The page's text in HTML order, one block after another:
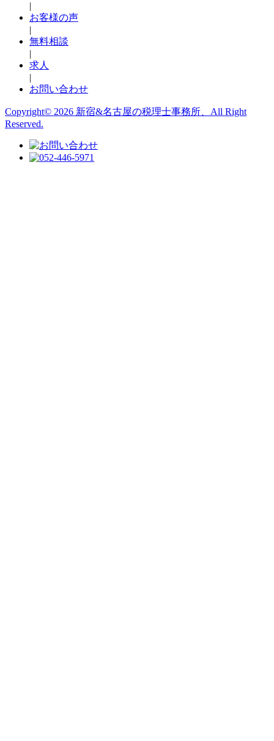
|
お客様の声
|
無料相談
|
求人
|
お問い合わせ
Copyright© 2026 新宿&名古屋の税理士事務所、All Right
Reserved.